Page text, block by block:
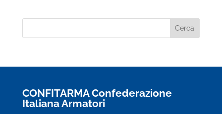
CONFITARMA Confederazione
Italiana Armatori